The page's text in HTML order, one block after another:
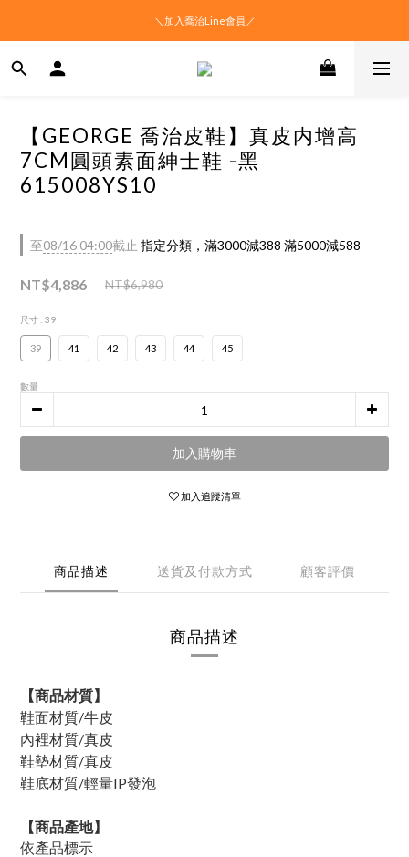
＼加入喬治Line會員／
【GEORGE 喬治皮鞋】真皮内增高
7CM圓頭素面紳士鞋 -黑
615008YS10
至08/16 04:00截止 指定分類，滿3000減388 滿5000減588
NT$4,886 NT$6,980
尺寸 : 39
39 41 42 43 44 45
數量
加入購物車
加入追蹤清單
商品描述 送貨及付款方式 顧客評價
商品描述
【商品材質】
鞋面材質/牛皮
內裡材質/真皮
鞋墊材質/真皮
鞋底材質/輕量IP發泡
【商品產地】
依產品標示